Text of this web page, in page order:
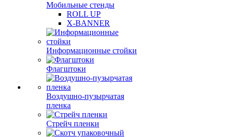
Мобильные стенды
ROLL UP
X-BANNER
Информационные стойки
Флагштоки
Воздушно-пузырчатая
пленка
Стрейч пленки